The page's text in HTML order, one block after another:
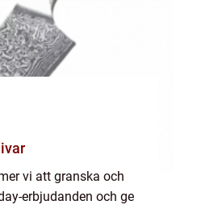
vi att granska och
erbjudanden och ge